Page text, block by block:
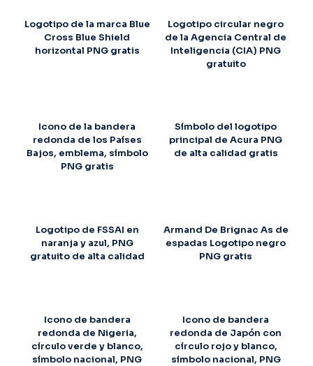
Logotipo de la marca Blue
Cross Blue Shield
horizontal PNG gratis
Logotipo circular negro
de la Agencia Central de
Inteligencia (CIA) PNG
gratuito
Icono de la bandera
redonda de los Países
Bajos, emblema, símbolo
PNG gratis
Símbolo del logotipo
principal de Acura PNG
de alta calidad gratis
Logotipo de FSSAI en
naranja y azul, PNG
gratuito de alta calidad
Armand De Brignac As de
espadas Logotipo negro
PNG gratis
Icono de bandera
redonda de Nigeria,
círculo verde y blanco,
símbolo nacional, PNG
Icono de bandera
redonda de Japón con
círculo rojo y blanco,
símbolo nacional, PNG